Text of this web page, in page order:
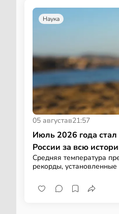
Наука
05 августав21:57
Июль 2026 года
России за всю
Средняя температура
рекорды,